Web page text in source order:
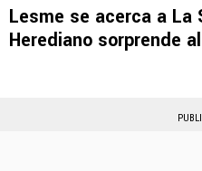
Lesme se acerca a La
Herediano sorprende